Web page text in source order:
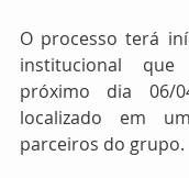
O processo terá
institucional
próximo dia 06/
localizado em
parceiros do grupo.